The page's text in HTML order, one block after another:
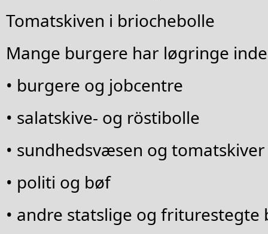
Tomatskiven i briochebolle
Mange burgere har løgringe
• burgere og jobcentre
• salatskive- og röstibolle
• sundhedsvæsen og tomatskiver
• politi og bøf
• andre statslige og friturestegte